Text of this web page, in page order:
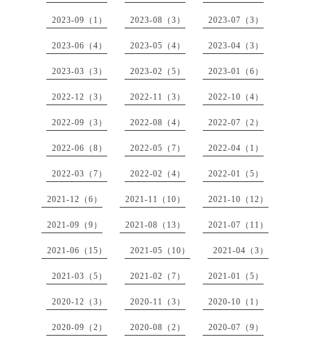
2023-09（1） 2023-08（3） 2023-07（3）
2023-06（4） 2023-05（4） 2023-04（3）
2023-03（3） 2023-02（5） 2023-01（6）
2022-12（3） 2022-11（3） 2022-10（4）
2022-09（3） 2022-08（4） 2022-07（2）
2022-06（8） 2022-05（7） 2022-04（1）
2022-03（7） 2022-02（4） 2022-01（5）
2021-12（6） 2021-11（10） 2021-10（12）
2021-09（9） 2021-08（13） 2021-07（11）
2021-06（15） 2021-05（10） 2021-04（3）
2021-03（5） 2021-02（7） 2021-01（5）
2020-12（3） 2020-11（3） 2020-10（1）
2020-09（2） 2020-08（2） 2020-07（9）